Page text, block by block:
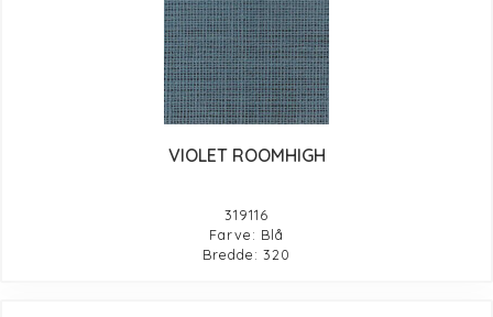
VIOLET ROOMHIGH
319116
Farve: Blå
Bredde: 320